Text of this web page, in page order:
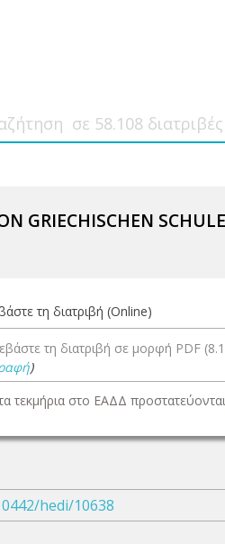
GRIECHISCHEN
τη διατριβή (Online)
τη διατριβή σε μορφή PDF
)
τεκμήρια στο ΕΑΔΔ
hedi/10638